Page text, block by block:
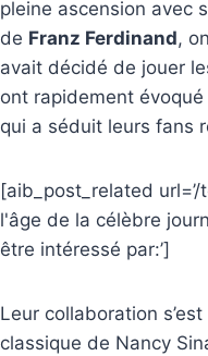
pleine ascension avec
de Franz Ferdinand,
avait décidé de jouer
ont rapidement
qui a séduit leurs fans
[aib_post_related
l'âge de la célèbre
être intéressé par:’]
Leur collaboration
classique de Nancy